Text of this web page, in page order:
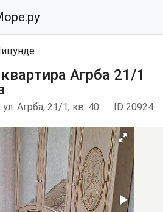
Агрба 21/1
Агрба, 21/1, кв. 40 ID 20924